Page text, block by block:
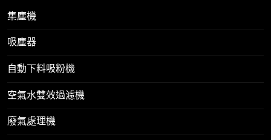
集塵機
吸塵器
自動下料吸粉機
空氣水雙效過濾機
廢氣處理機